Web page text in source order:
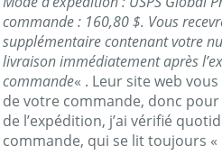
commande : 160,80 $. Vous
supplémentaire contenant votre
livraison immédiatement après
commande« . Leur site web
de votre commande, donc
de l’expédition, j’ai vérifié
commande, qui se lit toujours